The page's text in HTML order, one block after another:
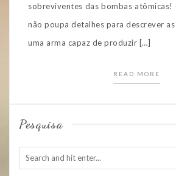
sobreviventes das bombas atômicas!
não poupa detalhes para descrever
uma arma capaz de produzir […]
READ MORE
Pesquisa